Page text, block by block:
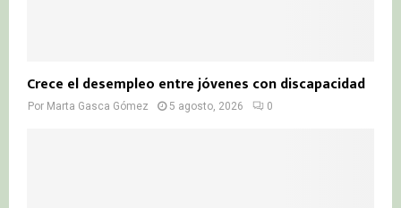
Crece el desempleo entre jóvenes con discapacidad
Por Marta Gasca Gómez 5 agosto, 2026 0